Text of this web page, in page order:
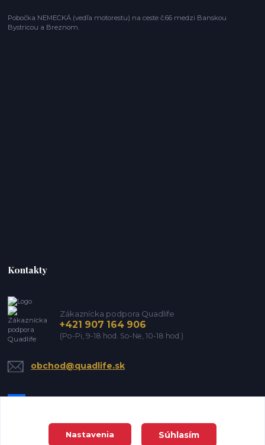
Pobočka NEMECKÁ (vedľa motorestu) na ceste č.66 medzi Banskou
Bystricou a Breznom.
Kontakty
Zákaznícka podpora Quadlife
+421 907 164 906
(Po-Pi, 9-18 hod. So-Ne, 10-18 hod.)
obchod@quadlife.sk
Nastavenia Súhlasím